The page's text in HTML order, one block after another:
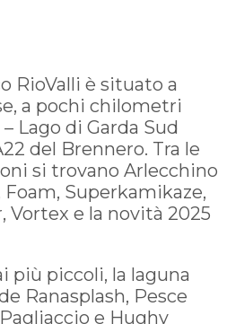
RioValli è situato a
a pochi chilometri
Lago di Garda Sud
del Brennero. Tra le
si trovano Arlecchino
Superkamikaze,
Vortex e la novità 2025
più piccoli, la laguna
Ranasplash, Pesce
e Hughy